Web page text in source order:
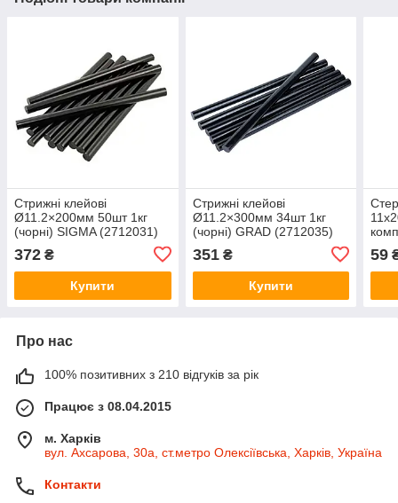
Стрижні клейові
Ø11.2×200мм 50шт 1кг
(чорні) SIGMA (2712031)
372 ₴
Купити
Стрижні клейові
Ø11.2×300мм 34шт 1кг
(чорні) GRAD (2712035)
351₴
Купити
59
Про нас
100% позитивних з 210 відгуків за рік
Працює з 08.04.2015
м. Харків
вул. Ахсарова, 30а, ст.метро Олексіївська, Харків, Україна
Контакти